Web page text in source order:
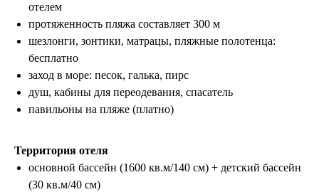
отелем
протяженность пляжа составляет 300 м
шезлонги, зонтики, матрацы, пляжные полотенца:
бесплатно
заход в море: песок, галька, пирс
душ, кабины для переодевания, спасатель
павильоны на пляже (платно)
Территория отеля
основной бассейн (1600 кв.м/140 см) + детский бассейн
(30 кв.м/40 см)